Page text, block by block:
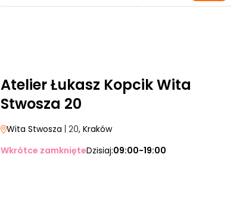
Atelier Łukasz Kopcik Wita
Stwosza 20
Wita Stwosza | 20, Kraków
Wkrótce zamknięteDzisiaj:09:00-19:00